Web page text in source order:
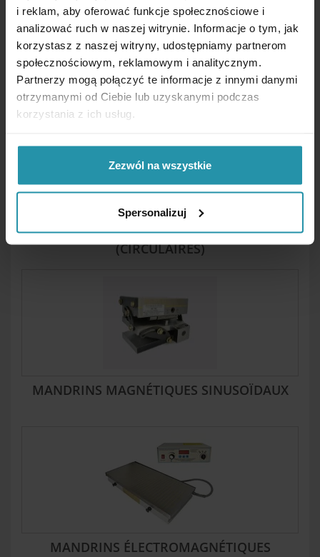
i reklam, aby oferować funkcje społecznościowe i
analizować ruch w naszej witrynie. Informacje o tym, jak
korzystasz z naszej witryny, udostępniamy partnerom
społecznościowym, reklamowym i analitycznym.
Partnerzy mogą połączyć te informacje z innymi danymi
otrzymanymi od Ciebie lub uzyskanymi podczas
korzystania z ich usług.
Zezwól na wszystkie
Spersonalizuj
MANDRINS MAGNÉTIQUES SPÉCIAUX
MANDRINS MAGNÉTIQUES PERMANENTS
(CIRCULAIRES)
MANDRINS MAGNÉTIQUES SINUSOÏDAUX
MANDRINS ÉLECTROMAGNÉTIQUES